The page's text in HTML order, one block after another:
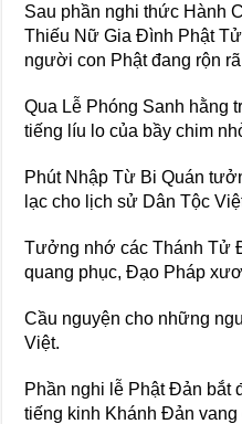
Sau phần nghi thức Hành
Thiếu Nữ Gia Đình Phật
người con Phật đang rộn
Qua Lễ Phóng Sanh hằng
tiếng líu lo của bầy chim
Phút Nhập Từ Bi Quán
lạc cho lịch sử Dân Tộc
Tưởng nhớ các Thánh Tử
quang phục, Đạo Pháp
Cầu nguyện cho những
Việt.
Phần nghi lễ Phật Đản bắt
tiếng kinh Khánh Đản